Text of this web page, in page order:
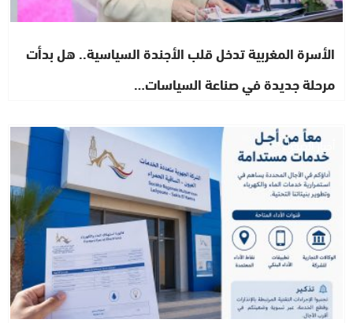
الأسرة المغربية تدخل قلب الأجندة السياسية.. هل بدأت
مرحلة جديدة في صناعة السياسات…
أخبار الصحراء